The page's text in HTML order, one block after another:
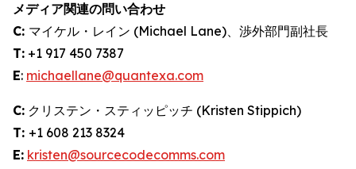
メディア関連の問い合わせ
C: マイケル・レイン (Michael Lane)、渉外部門副社長
T: +1 917 450 7387
E: michaellane@quantexa.com
C: クリステン・スティッピッチ (Kristen Stippich)
T: +1 608 213 8324
E: kristen@sourcecodecomms.com